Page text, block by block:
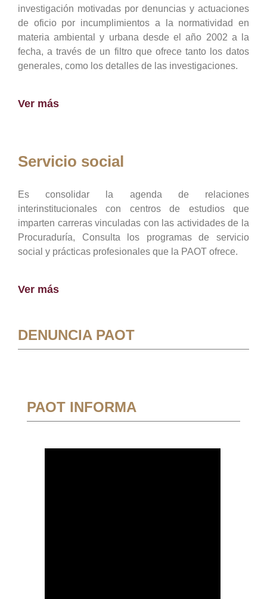
investigación motivadas por denuncias y actuaciones
de oficio por incumplimientos a la normatividad en
materia ambiental y urbana desde el año 2002 a la
fecha, a través de un filtro que ofrece tanto los datos
generales, como los detalles de las investigaciones.
Ver más
Servicio social
Es consolidar la agenda de relaciones
interinstitucionales con centros de estudios que
imparten carreras vinculadas con las actividades de la
Procuraduría, Consulta los programas de servicio
social y prácticas profesionales que la PAOT ofrece.
Ver más
DENUNCIA PAOT
PAOT INFORMA